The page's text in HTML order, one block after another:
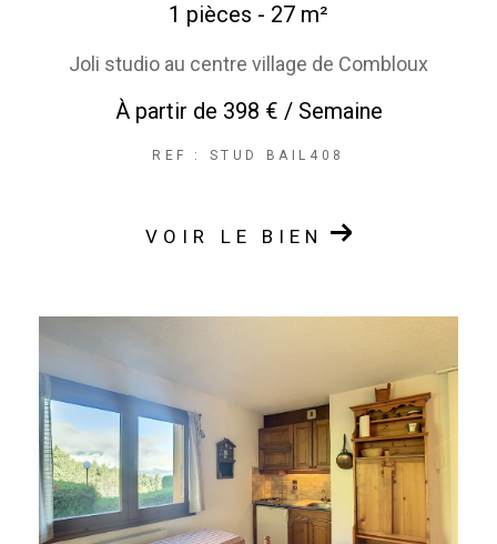
1 pièces - 27 m²
Joli studio au centre village de Combloux
À partir de 398 € / Semaine
REF : STUD BAIL408
VOIR LE BIEN